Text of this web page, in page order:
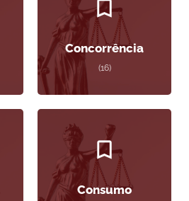
Concorrência
(16)
Consumo